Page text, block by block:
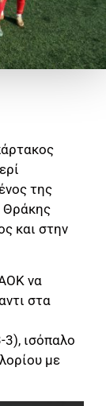
της
Θράκης
και στην
να
στα
3), ισόπαλο
με